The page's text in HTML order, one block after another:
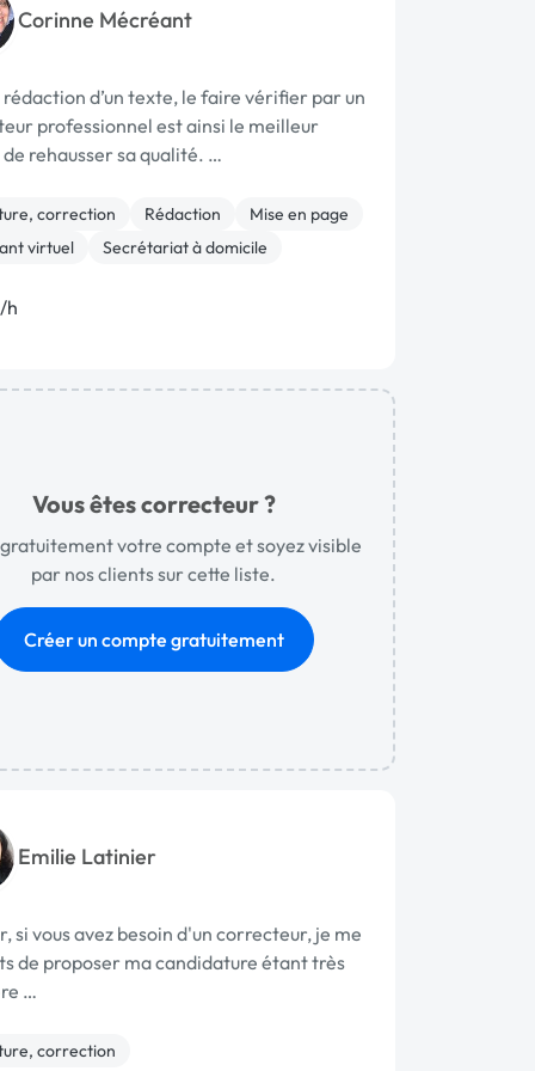
Corinne Mécréant
d’un texte, le faire vérifier par un
professionnel est ainsi le meilleur
rehausser sa qualité. …
correction Rédaction
Mise en page
virtuel
Secrétariat à domicile
h
Vous êtes correcteur ?
votre compte et soyez visible
par nos clients sur cette liste.
Créer un compte gratuitement
Emilie Latinier
si vous avez besoin d'un correcteur, je me
de proposer ma candidature étant très
…
correction